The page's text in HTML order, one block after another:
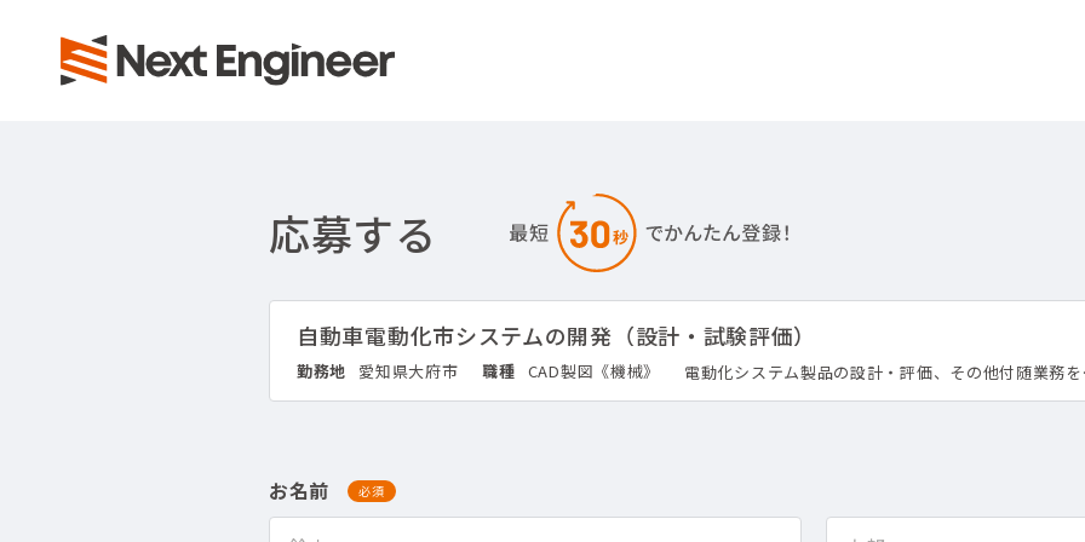
応募する
自動車電動化市システムの開発（設計・試験評価）
勤務地 愛知県大府市 職種 CAD製図《機械》 電動化システム製品の設計・評価、その他付随業務
お名前 必須